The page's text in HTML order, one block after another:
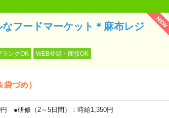
NEW
フードマーケット＊麻布レジ
ランクOK WEB登録・面接OK
づめ）
●研修（2～5日間）：時給1,350円